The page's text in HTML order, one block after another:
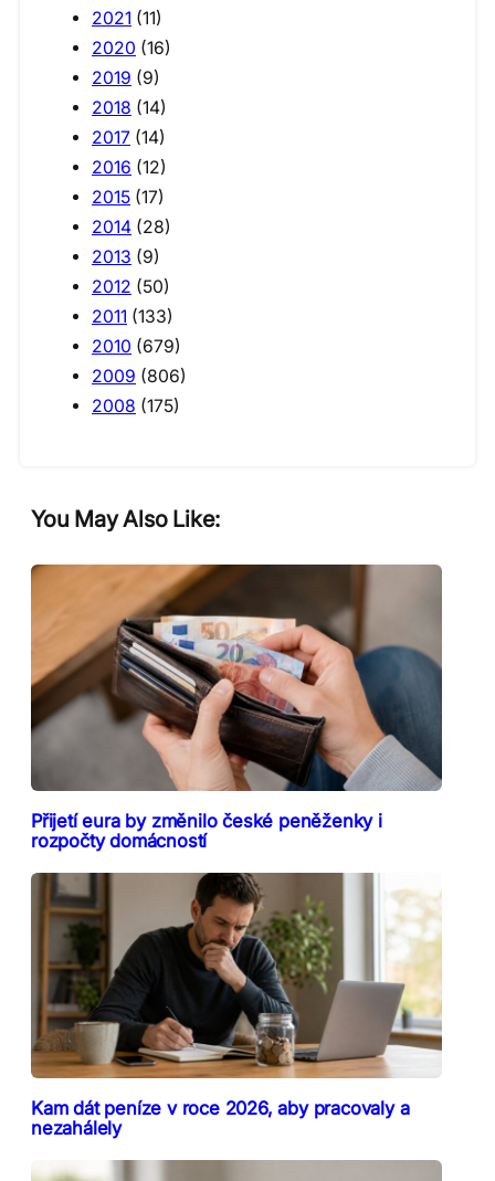
2021 (11)
2020 (16)
2019 (9)
2018 (14)
2017 (14)
2016 (12)
2015 (17)
2014 (28)
2013 (9)
2012 (50)
2011 (133)
2010 (679)
2009 (806)
2008 (175)
You May Also Like:
Přijetí eura by změnilo české peněženky i
rozpočty domácností
Kam dát peníze v roce 2026, aby pracovaly a
nezahálely